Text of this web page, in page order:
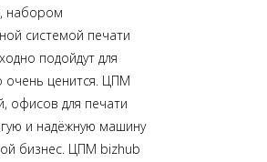
набором
системой печати
подойдут для
очень ценится. ЦПМ
офисов для печати
и надёжную машину
бизнес. ЦПМ bizhub